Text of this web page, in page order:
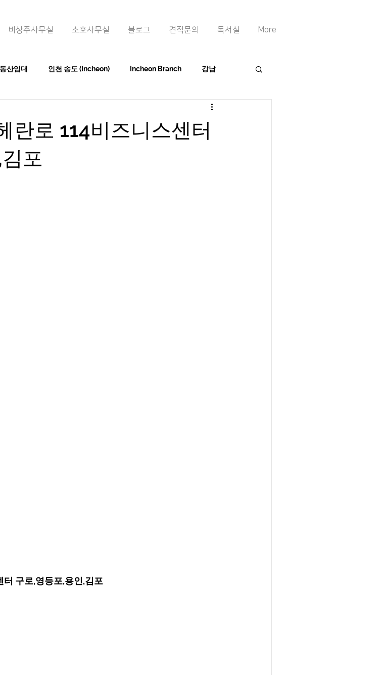
비상주사무실 소호사무실 블로그 견적문의 독서실 More
산임대 인천 송도 (Incheon) Incheon Branch 강남
란로 114비즈니스센터
포
구로,영등포,용인,김포